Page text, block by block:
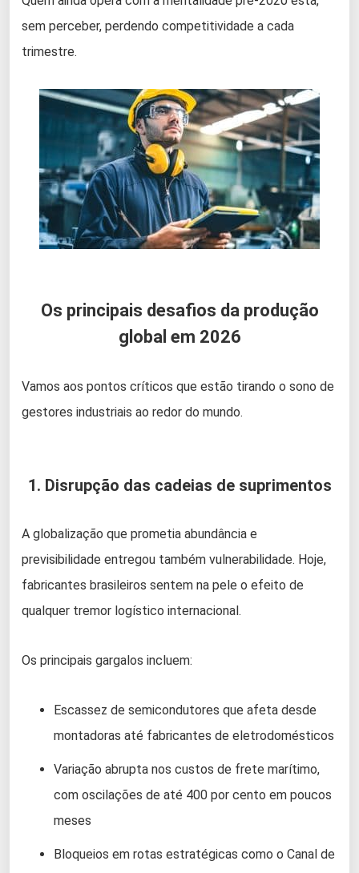
sem perceber, perdendo competitividade a cada
trimestre.
Os principais desafios da produção
global em 2026
Vamos aos pontos críticos que estão tirando o sono de
gestores industriais ao redor do mundo.
1. Disrupção das cadeias de suprimentos
A globalização que prometia abundância e
previsibilidade entregou também vulnerabilidade. Hoje,
fabricantes brasileiros sentem na pele o efeito de
qualquer tremor logístico internacional.
Os principais gargalos incluem:
Escassez de semicondutores que afeta desde
montadoras até fabricantes de eletrodomésticos
Variação abrupta nos custos de frete marítimo,
com oscilações de até 400 por cento em poucos
meses
Bloqueios em rotas estratégicas como o Canal de